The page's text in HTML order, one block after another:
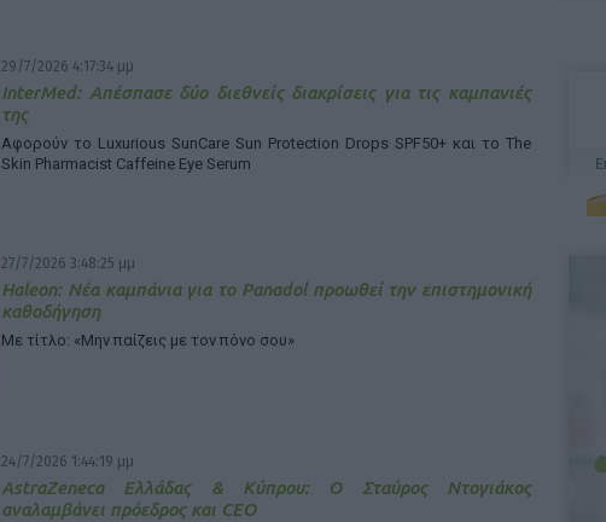
29/7/2026 4:17:34 μμ
InterMed: Απέσπασε δύο διεθνείς διακρίσεις για τις καμπανιές
της
Αφορούν το Luxurious SunCare Sun Protection Drops SPF50+ και το The
Skin Pharmacist Caffeine Eye Serum
27/7/2026 3:48:25 μμ
Haleon: Νέα καμπάνια για το Panadol προωθεί την επιστημονική
καθοδήγηση
Με τίτλο: «Μην παίζεις με τον πόνο σου»
24/7/2026 1:44:19 μμ
AstraZeneca Ελλάδας & Κύπρου: Ο Σταύρος Ντογιάκος
αναλαμβάνει πρόεδρος και CEO